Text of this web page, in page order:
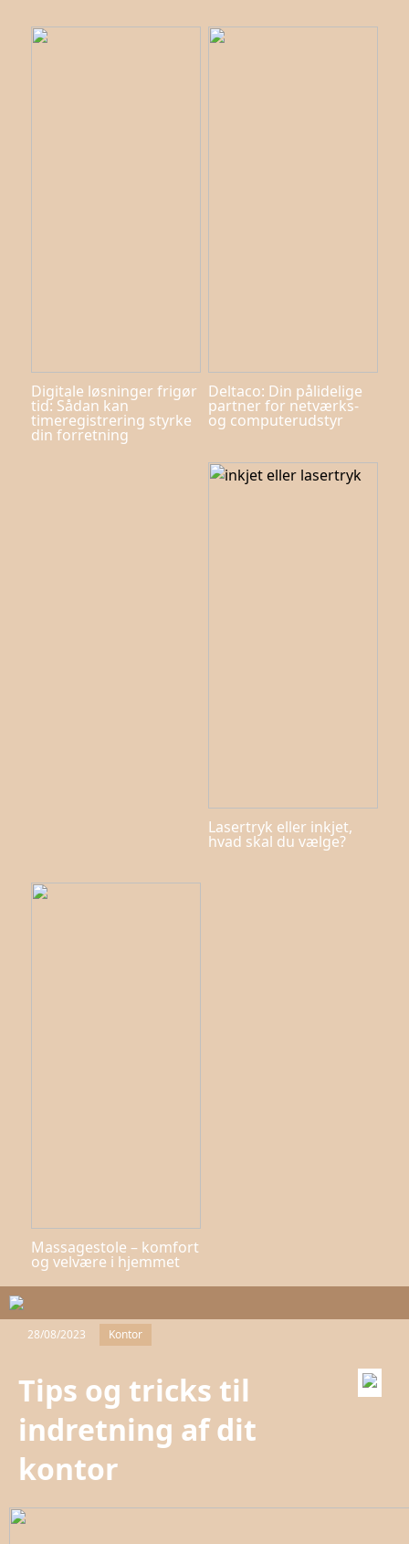
Digitale løsninger frigør
tid: Sådan kan
timeregistrering styrke
din forretning
Deltaco: Din pålidelige
partner for netværks-
og computerudstyr
Lasertryk eller inkjet,
hvad skal du vælge?
Massagestole – komfort
og velvære i hjemmet
28/08/2023 Kontor
Tips og tricks til
indretning af dit
kontor